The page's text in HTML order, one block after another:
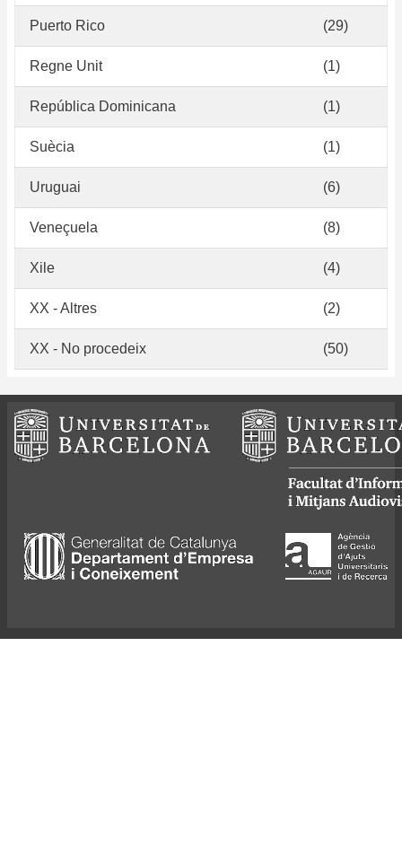
Puerto Rico (29)
Regne Unit (1)
República Dominicana (1)
Suècia (1)
Uruguai (6)
Veneçuela (8)
Xile (4)
XX - Altres (2)
XX - No procedeix (50)